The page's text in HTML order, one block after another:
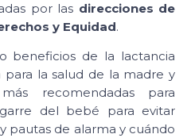
por las direcciones de
y Equidad.
beneficios de la lactancia
la salud de la madre y
recomendadas para
del bebé para evitar
pautas de alarma y cuándo